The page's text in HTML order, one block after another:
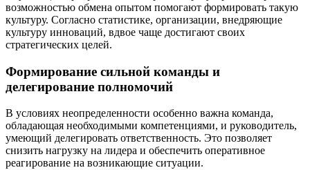
возможностью обмена опытом помогают формировать такую
культуру. Согласно статистике, организации, внедряющие
культуру инноваций, вдвое чаще достигают своих
стратегических целей.
Формирование сильной команды и
делегирование полномочий
В условиях неопределенности особенно важна команда,
обладающая необходимыми компетенциями, и руководитель,
умеющий делегировать ответственность. Это позволяет
снизить нагрузку на лидера и обеспечить оперативное
реагирование на возникающие ситуации.